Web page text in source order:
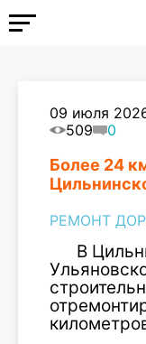
09 июля
509
0
Более 24
РЕМОНТ
В